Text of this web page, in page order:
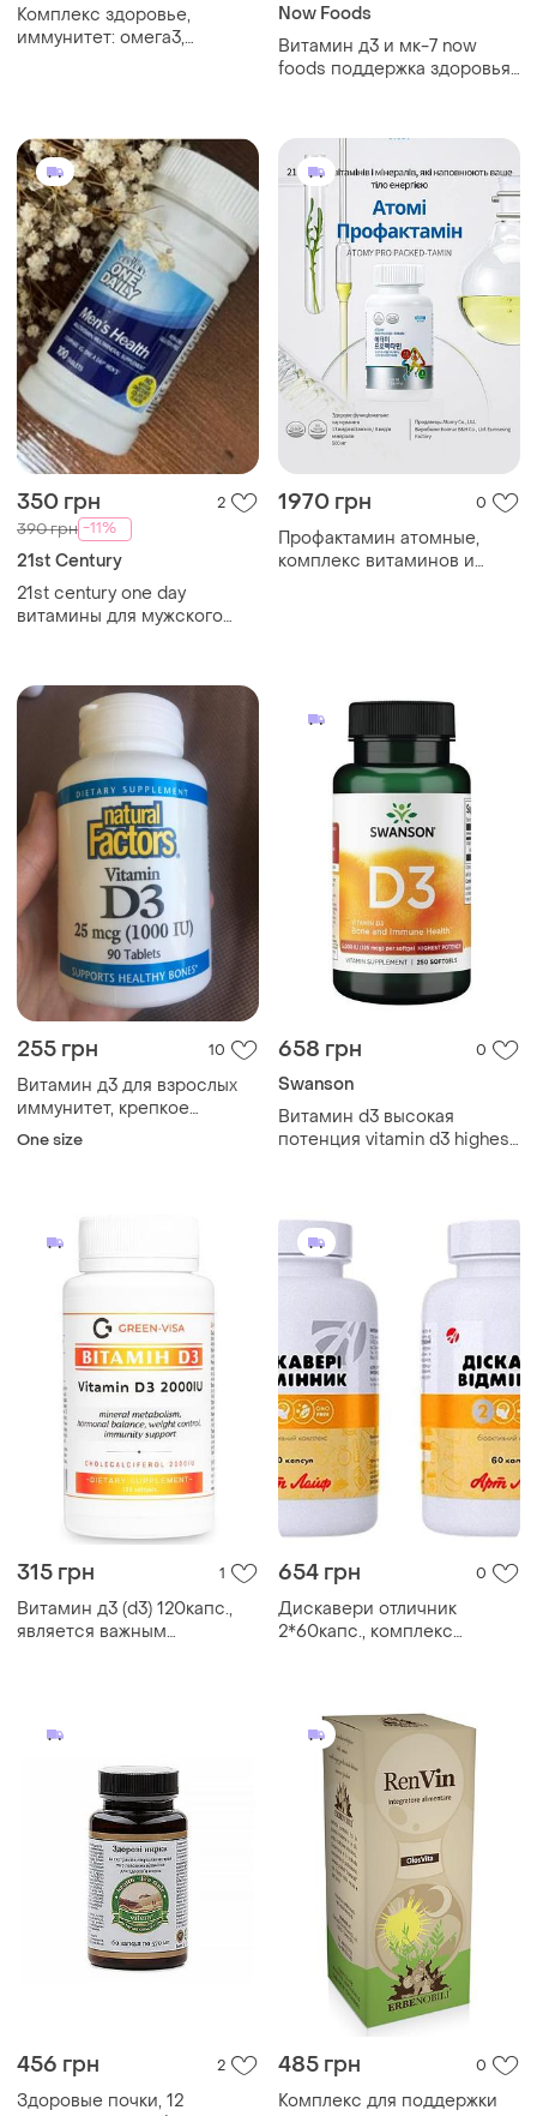
Комплекс здоровье,
иммунитет: омега3,
Now Foods
Витамин д3 и мк-7 now
foods поддержка здоровья
350 грн 2
390 грн -11%
21st Century
21st century one day
витамины для мужского
1970 грн 0
Профактамин атомные,
комплекс витаминов и
255 грн 10
Витамин д3 для взрослых
иммунитет, крепкое
здоровье
One size
658 грн 0
Swanson
Витамин d3 высокая
потенция vitamin d3 highest
315 грн 1
Витамин д3 (d3) 120капс.,
является важным
654 грн 0
Дискавери отличник
2*60капс., комплекс
456 грн 2
Здоровые почки, 12
485 грн 0
Комплекс для поддержки